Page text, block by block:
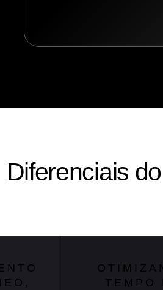
Diferenciais
TEMPO